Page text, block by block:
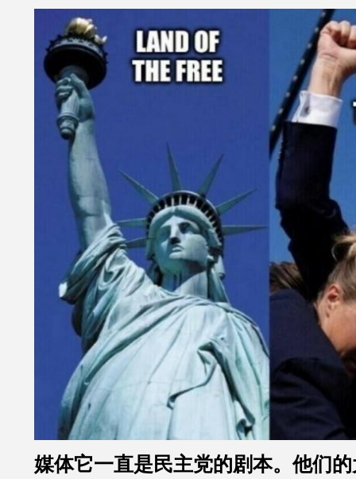
媒体它一直是民主党的剧本。他们